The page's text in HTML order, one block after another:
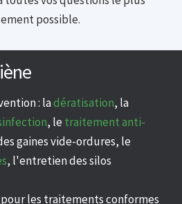
possible.
: ladératisation, la
, le traitement anti-
gaines vide-ordures, le
, l'entretien des silos
les traitements conformes